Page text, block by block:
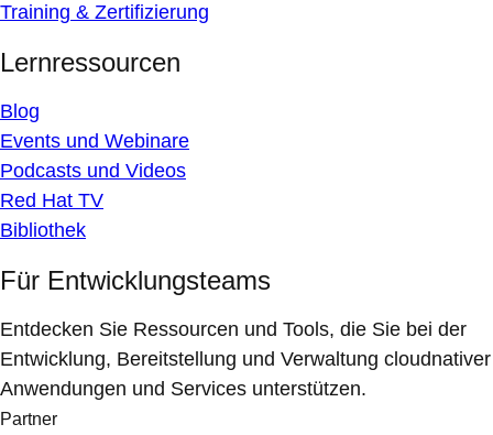
Training & Zertifizierung
Lernressourcen
Blog
Events und Webinare
Podcasts und Videos
Red Hat TV
Bibliothek
Für Entwicklungsteams
Entdecken Sie Ressourcen und Tools, die Sie bei der
Entwicklung, Bereitstellung und Verwaltung cloudnativer
Anwendungen und Services unterstützen.
Partner